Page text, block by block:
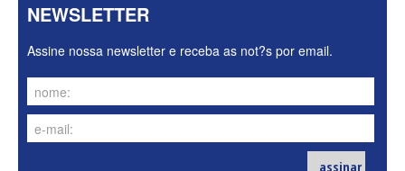
NEWSLETTER
Assine nossa newsletter e receba as not?s por email.